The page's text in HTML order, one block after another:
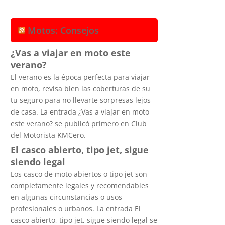
Motos: Consejos
¿Vas a viajar en moto este
verano?
El verano es la época perfecta para viajar
en moto, revisa bien las coberturas de su
tu seguro para no llevarte sorpresas lejos
de casa. La entrada ¿Vas a viajar en moto
este verano? se publicó primero en Club
del Motorista KMCero.
El casco abierto, tipo jet, sigue
siendo legal
Los casco de moto abiertos o tipo jet son
completamente legales y recomendables
en algunas circunstancias o usos
profesionales o urbanos. La entrada El
casco abierto, tipo jet, sigue siendo legal se